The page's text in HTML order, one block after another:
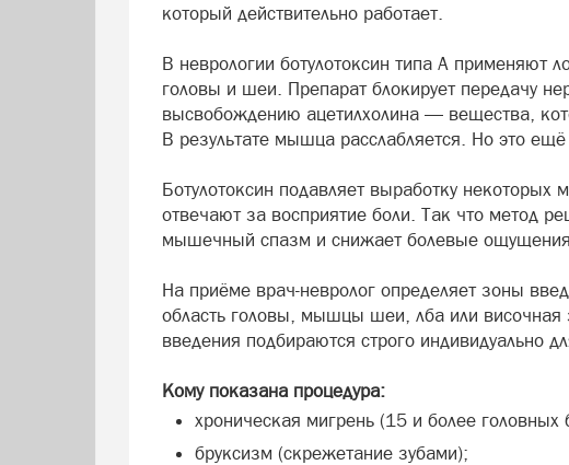
который действительно работает.
В неврологии ботулотоксин типа А
головы и шеи. Препарат блокирует передачу
высвобождению ацетилхолина — вещества,
В результате мышца расслабляется. Но это ещё
Ботулотоксин подавляет выработку некоторых
отвечают за восприятие боли. Так что метод
мышечный спазм и снижает болевые ощущения.
На приёме врач-невролог определяет зоны
область головы, мышцы шеи, лба или височная
введения подбираются строго индивидуально
Кому показана процедура:
хроническая мигрень (15 и более головных
бруксизм (скрежетание зубами);